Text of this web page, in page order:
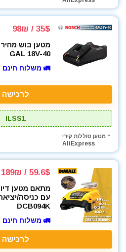
כלי אינסטלציה
כלי מדידה
כלים ידניים
כלים לחשמלאים
כרסומים לטרימר / ראוטר
להבים ומתכלים
מאוורר טכני
מברגות מקדחות ומברגונים
מברגים
מברגת אימפקט
מברגת פוטר קלאץ'
מדחס / קומפרסור
מולטיטול
מזמרה
מטען סוללות לרכב
35$ / 98₪
GAL 18V-40
🚛 משלוח חינם
לרכישה
ILSS1
מטען סוללות קירי
AliExpress
59.6$ / 189₪
DCB094K
🚛 משלוח חינם
לרכישה